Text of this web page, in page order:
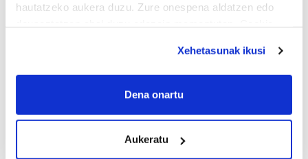
hautatzeko aukera duzu. Zure onespena aldatzen edo
If you allow, we would also like to:
Collect information about your geographical
Identify your device by actively scanning it for
Xehetasunak ikusi
Dena onartu
Aukeratu